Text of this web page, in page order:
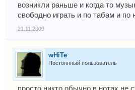
возникли раньше и когда то
свободно играть и по табам и по
21.11.2009
wHiTe
Постоянный пользователь